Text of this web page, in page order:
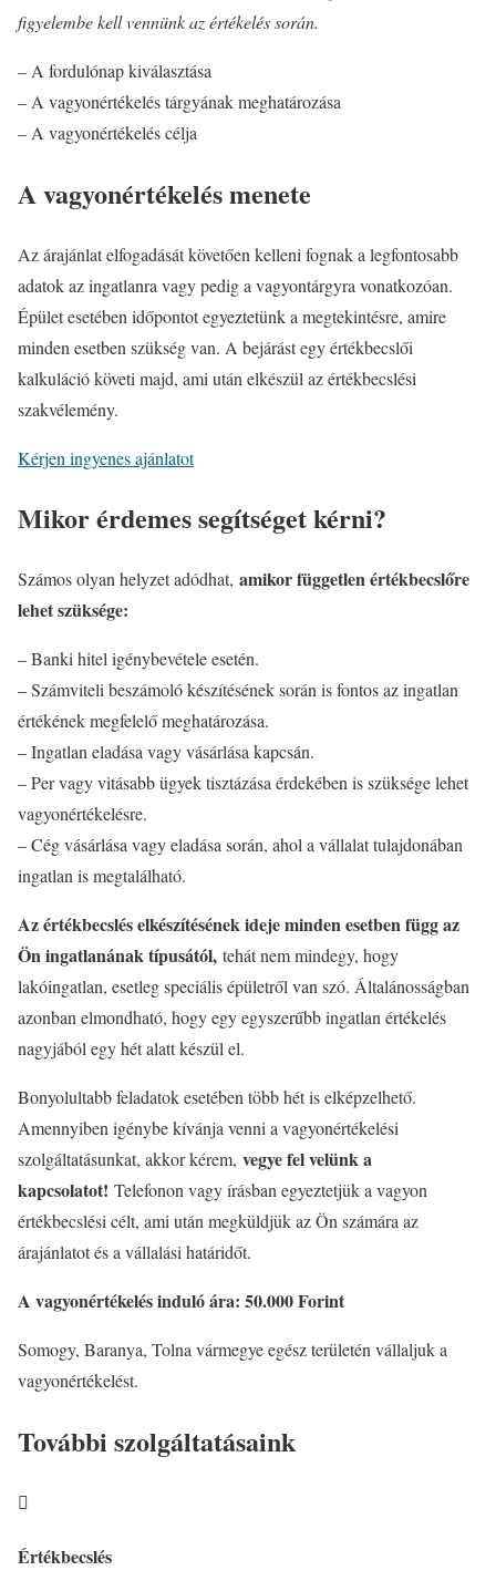
figyelembe kell vennünk az értékelés során.
– A fordulónap kiválasztása
– A vagyonértékelés tárgyának meghatározása
– A vagyonértékelés célja
A vagyonértékelés menete
Az árajánlat elfogadását követően kelleni fognak a legfontosabb
adatok az ingatlanra vagy pedig a vagyontárgyra vonatkozóan.
Épület esetében időpontot egyeztetünk a megtekintésre, amire
minden esetben szükség van. A bejárást egy értékbecslői
kalkuláció követi majd, ami után elkészül az értékbecslési
szakvélemény.
Kérjen ingyenes ajánlatot
Mikor érdemes segítséget kérni?
Számos olyan helyzet adódhat, amikor független értékbecslőre
lehet szüksége:
– Banki hitel igénybevétele esetén.
– Számviteli beszámoló készítésének során is fontos az ingatlan
értékének megfelelő meghatározása.
– Ingatlan eladása vagy vásárlása kapcsán.
– Per vagy vitásabb ügyek tisztázása érdekében is szüksége lehet
vagyonértékelésre.
– Cég vásárlása vagy eladása során, ahol a vállalat tulajdonában
ingatlan is megtalálható.
Az értékbecslés elkészítésének ideje minden esetben függ az
Ön ingatlanának típusától, tehát nem mindegy, hogy
lakóingatlan, esetleg speciális épületről van szó. Általánosságban
azonban elmondható, hogy egy egyszerűbb ingatlan értékelés
nagyjából egy hét alatt készül el.
Bonyolultabb feladatok esetében több hét is elképzelhető.
Amennyiben igénybe kívánja venni a vagyonértékelési
szolgáltatásunkat, akkor kérem, vegye fel velünk a
kapcsolatot! Telefonon vagy írásban egyeztetjük a vagyon
értékbecslési célt, ami után megküldjük az Ön számára az
árajánlatot és a vállalási határidőt.
A vagyonértékelés induló ára: 50.000 Forint
Somogy, Baranya, Tolna vármegye egész területén vállaljuk a
vagyonértékelést.
További szolgáltatásaink

Értékbecslés